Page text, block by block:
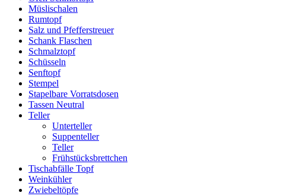
Müslischalen
Rumtopf
Salz und Pfefferstreuer
Schank Flaschen
Schmalztopf
Schüsseln
Senftopf
Stempel
Stapelbare Vorratsdosen
Tassen Neutral
Teller
Unterteller
Suppenteller
Teller
Frühstücksbrettchen
Tischabfälle Topf
Weinkühler
Zwiebeltöpfe